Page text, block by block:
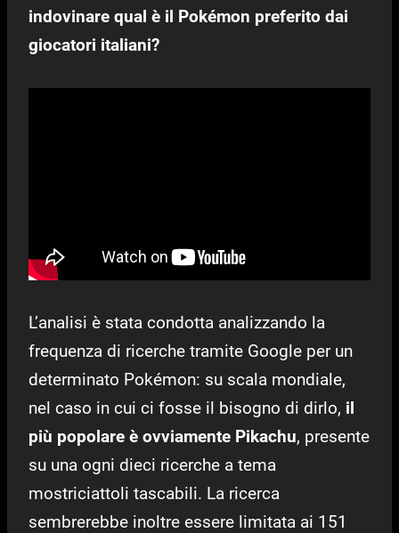
indovinare qual è il Pokémon preferito dai
giocatori italiani?
L’analisi è stata condotta analizzando la
frequenza di ricerche tramite Google per un
determinato Pokémon: su scala mondiale,
nel caso in cui ci fosse il bisogno di dirlo, il
più popolare è ovviamente Pikachu, presente
su una ogni dieci ricerche a tema
mostriciattoli tascabili. La ricerca
sembrerebbe inoltre essere limitata ai 151